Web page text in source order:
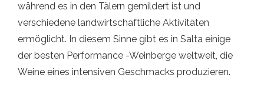
während es in den Tälern gemildert ist und
verschiedene landwirtschaftliche Aktivitäten
ermöglicht. In diesem Sinne gibt es in Salta einige
der besten Performance -Weinberge weltweit, die
Weine eines intensiven Geschmacks produzieren.